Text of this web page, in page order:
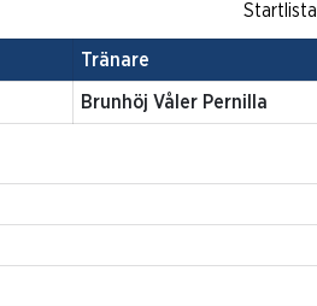
Startlista
Tränare
Brunhöj Våler Pernilla